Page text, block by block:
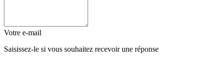
Votre e-mail
Saisissez-le si vous souhaitez recevoir une réponse